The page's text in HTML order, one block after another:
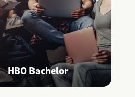
HBO Bachelor